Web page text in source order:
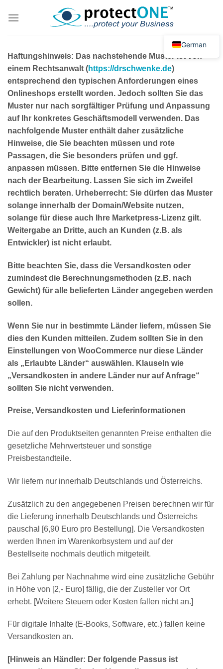
Inhalt
German
Haftungshinweis: Das nachstehende Muster ist von
einem Rechtsanwalt (https://drschwenke.de)
entsprechend den typischen Anforderungen eines
Onlineshops erstellt worden. Jedoch sollten Sie das
Muster nur nach sorgfältiger Prüfung und Anpassung
auf Ihr konkretes Geschäftsmodell verwenden. Das
nachfolgende Muster enthält daher zusätzliche
Hinweise, die Sie beachten müssen und rote
Passagen, die Sie besonders prüfen und ggf.
anpassen müssen. Bitte entfernen Sie die Hinweise
nach der Bearbeitung. Lassen Sie sich im Zweifel
rechtlich beraten. Urheberrecht: Sie dürfen das Muster
solange innerhalb der Domain/Website nutzen,
solange für diese auch Ihre Marketpress-Lizenz gilt.
Weitergabe an Dritte, auch an Kunden (z.B. als
Entwickler) ist nicht erlaubt.
Bitte beachten Sie, dass die Versandkosten oder
zumindest die Berechnungsmethoden (z.B. nach
Gewicht) für alle belieferten Länder angegeben werden
sollen.
Wenn Sie nur in bestimmte Länder liefern, müssen Sie
dies den Kunden mitteilen. Zudem sollten Sie in den
Einstellungen von WooCommerce nur diese Länder
als „Erlaubte Länder“ auswählen. Klauseln wie
„Versandkosten in andere Länder nur auf Anfrage“
sollten Sie nicht verwenden.
Preise, Versandkosten und Lieferinformationen
Die auf den Produktseiten genannten Preise enthalten die
gesetzliche Mehrwertsteuer und sonstige
Preisbestandteile.
Wir liefern nur innerhalb Deutschlands und Österreichs.
Zusätzlich zu den angegebenen Preisen berechnen wir für
die Lieferung innerhalb Deutschlands und Österreichs
pauschal [6,90 Euro pro Bestellung]. Die Versandkosten
werden Ihnen im Warenkorbsystem und auf der
Bestellseite nochmals deutlich mitgeteilt.
Bei Zahlung per Nachnahme wird eine zusätzliche Gebühr
in Höhe von [2,- Euro] fällig, die der Zusteller vor Ort
erhebt. [Weitere Steuern oder Kosten fallen nicht an.]
Für digitale Inhalte (E-Books, Software, etc.) fallen keine
Versandkosten an.
[Hinweis an Händler: Der folgende Passus ist